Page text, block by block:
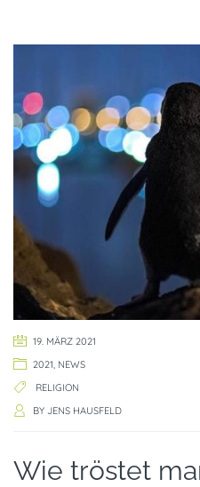
19. MÄRZ 2021
2021, NEWS
RELIGION
BY JENS HAUSFELD
Wie tröstet